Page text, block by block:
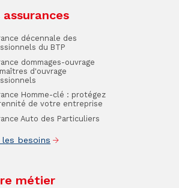
assurances
décennale des
du BTP
dommages-ouvrage
d'ouvrage
Homme-clé : protégez
de votre entreprise
Auto des Particuliers
les besoins
métier